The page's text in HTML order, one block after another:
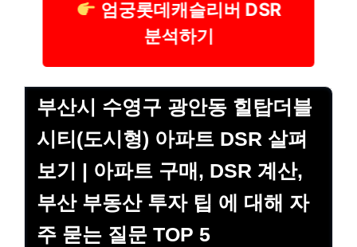
엄궁롯데캐슬리버 DSR
분석하기
부산시 수영구 광안동 힐탑더블
시티(도시형) 아파트 DSR 살펴
보기 | 아파트 구매, DSR 계산,
부산 부동산 투자 팁 에 대해 자
주 묻는 질문 TOP 5